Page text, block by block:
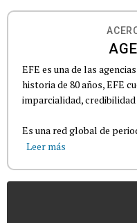
EFE es una de las
historia de 80 años, EFE
imparcialidad, credibilidad
Es una red global de
Leer más